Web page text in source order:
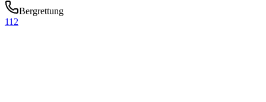
Bergrettung
112